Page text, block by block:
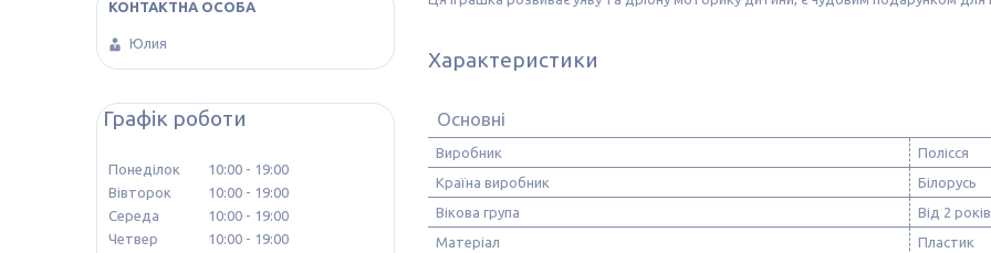
Характеристики
Основні
Виробник
Полісся
Країна виробник
Білорусь
Вікова група
Від 2 років
Матеріал
Пластик
Юлия
Графік роботи
Понеділок 10:00
19:00
Вівторок
10:00
19:00
Середа
10:00
19:00
Четвер
10:00
19:00